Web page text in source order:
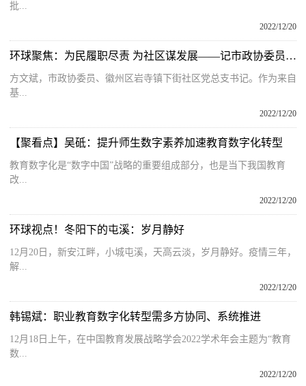
批...
2022/12/20
环球聚焦：为民履职尽责 为社区谋发展——记市政协委员方文斌
方文斌，市政协委员、徽州区岩寺镇下街社区党总支书记。作为来自
基...
2022/12/20
【聚看点】吴砥：提升师生数字素养加速教育数字化转型
教育数字化是“数字中国”战略的重要组成部分，也是当下我国教育
改...
2022/12/20
环球视点！冬阳下的屯溪：岁月静好
12月20日，新安江畔，小城屯溪，天高云淡，岁月静好。疫情三年，
解...
2022/12/20
韩锡斌：职业教育数字化转型需多方协同、系统推进
12月18日上午，在中国教育发展战略学会2022学术年会主题为“教育
数...
2022/12/20